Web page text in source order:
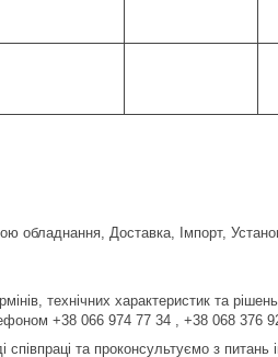
обладнання, Доставка, Імпорт,
технічних характеристик та
+38 066 974 77 34 , +38 068 376
та проконсультуємо з питань